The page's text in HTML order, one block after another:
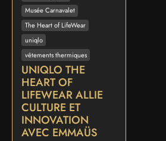
Musée Carnavalet
The Heart of LifeWear
uniqlo
vêtements thermiques
UNIQLO THE
HEART OF
LIFEWEAR ALLIE
CULTURE ET
INNOVATION
AVEC EMMAÜS